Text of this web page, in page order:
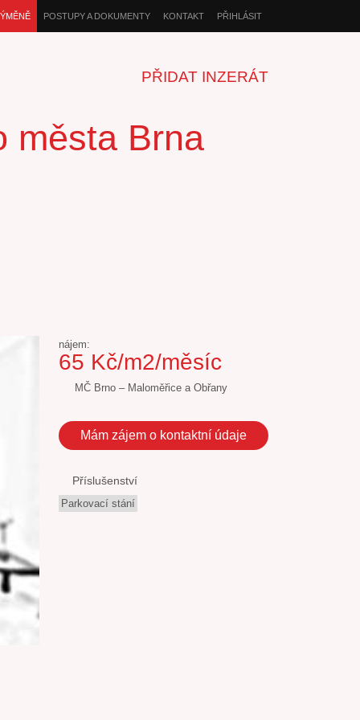
POSTUPY A DOKUMENTY KONTAKT PŘIHLÁSIT
PŘIDAT INZERÁT
města Brna
nájem:
65 Kč/m2/měsíc
MČ Brno – Maloměřice a Obřany
Mám zájem o kontaktní údaje
Příslušenství
Parkovací stání